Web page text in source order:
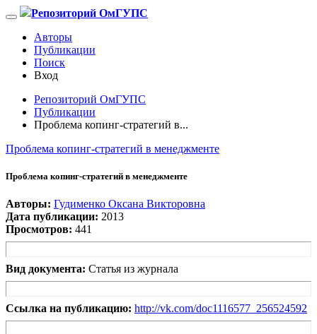
Репозиторий ОмГУПС
Авторы
Публикации
Поиск
Вход
Репозиторий ОмГУПС
Публикации
Проблема копинг-стратегий в...
Проблема копинг-стратегий в менеджменте
Проблема копинг-стратегий в менеджменте
Авторы: Гудименко Оксана Викторовна
Дата публикации: 2013
Просмотров: 441
Вид документа: Статья из журнала
Ссылка на публикацию: http://vk.com/doc1116577_256524592